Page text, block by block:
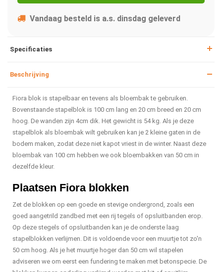
Vandaag besteld is a.s. dinsdag geleverd
Specificaties
Beschrijving
Fiora blok is stapelbaar en tevens als bloembak te gebruiken.
Bovenstaande stapelblok is 100 cm lang en 20 cm breed en 20 cm
hoog. De wanden zijn 4cm dik. Het gewicht is 54 kg. Als je deze
stapelblok als bloembak wilt gebruiken kan je 2 kleine gaten in de
bodem maken, zodat deze niet kapot vriest in de winter. Naast deze
bloembak van 100 cm hebben we ook bloembakken van 50 cm in
dezelfde kleur.
Plaatsen Fiora blokken
Zet de blokken op een goede en stevige ondergrond, zoals een
goed aangetrild zandbed met een rij tegels of opsluitbanden erop.
Op deze stegels of opsluitbanden kan je de onderste laag
stapelblokken verlijmen. Dit is voldoende voor een muurtje tot zo'n
50 cm hoog. Als je het muurtje hoger dan 50 cm wil stapelen
adviseren we om eerst een fundering te maken met betonspecie. De